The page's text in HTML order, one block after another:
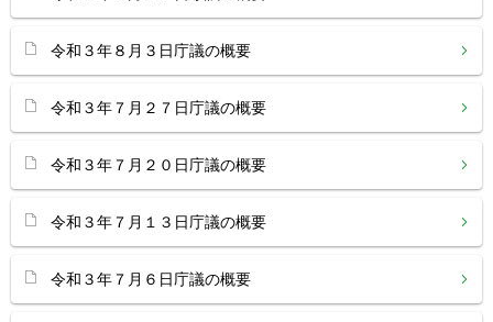
令和３年８月３日庁議の概要
令和３年７月２７日庁議の概要
令和３年７月２０日庁議の概要
令和３年７月１３日庁議の概要
令和３年７月６日庁議の概要